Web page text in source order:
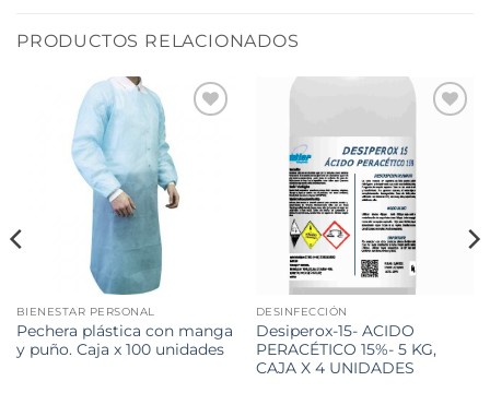
PRODUCTOS RELACIONADOS
BIENESTAR PERSONAL
Pechera plástica con manga
y puño. Caja x 100 unidades
DESINFECCIÓN
Desiperox-15- ACIDO
PERACÉTICO 15%- 5 KG,
CAJA X 4 UNIDADES